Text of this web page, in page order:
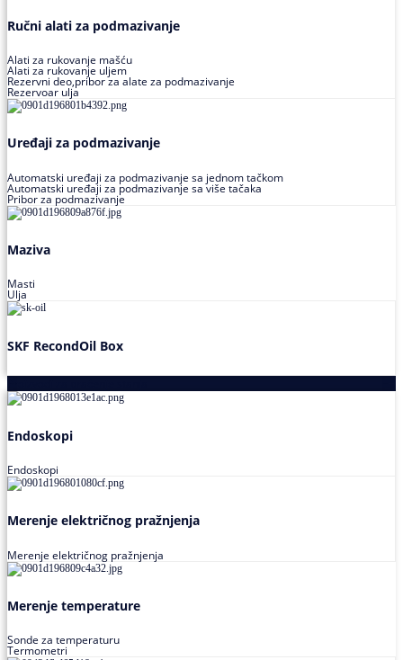
Ručni alati za podmazivanje
Alati za rukovanje mašću
Alati za rukovanje uljem
Rezervni deo,pribor za alate za podmazivanje
Rezervoar ulja
Uređaji za podmazivanje
Automatski uređaji za podmazivanje sa jednom tačkom
Automatski uređaji za podmazivanje sa više tačaka
Pribor za podmazivanje
Maziva
Masti
Ulja
SKF RecondOil Box
Endoskopi
Endoskopi
Merenje električnog pražnjenja
Merenje električnog pražnjenja
Merenje temperature
Sonde za temperaturu
Termometri